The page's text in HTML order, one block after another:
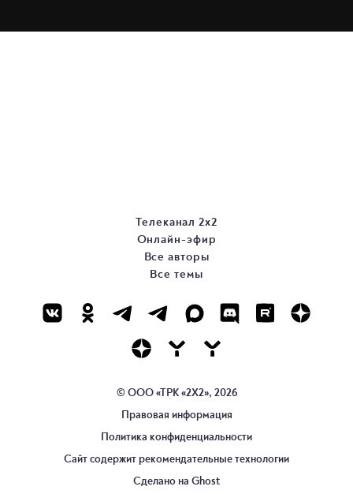
Телеканал 2х2
Онлайн-эфир
Все авторы
Все темы
© ООО «ТРК «2Х2», 2026
Правовая информация
Политика конфиденциальности
Сайт содержит рекомендательные технологии
Сделано на Ghost